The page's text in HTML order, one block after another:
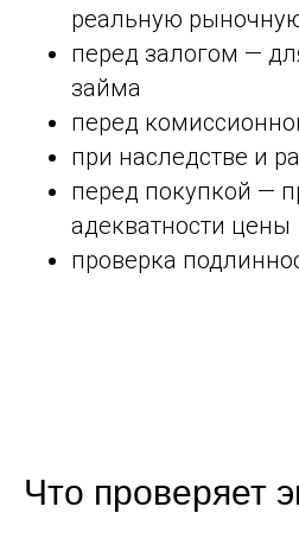
реальную
перед залогом —
займа
перед
при наследстве и
перед покупкой —
адекватности цены
проверка
Что проверяет